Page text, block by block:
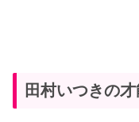
田村いつきの